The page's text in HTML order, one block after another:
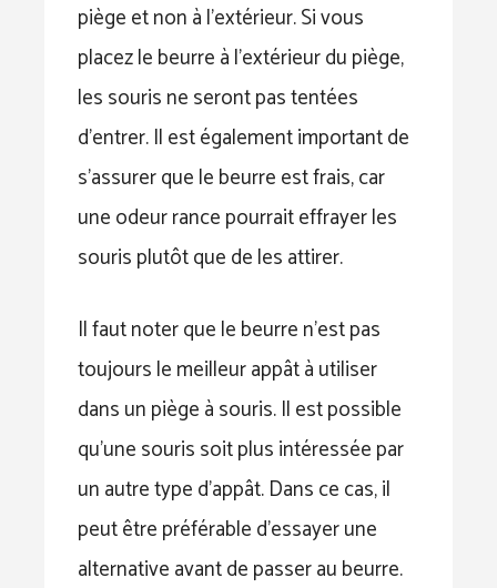
piège et non à l’extérieur. Si vous
placez le beurre à l’extérieur du piège,
les souris ne seront pas tentées
d’entrer. Il est également important de
s’assurer que le beurre est frais, car
une odeur rance pourrait effrayer les
souris plutôt que de les attirer.
Il faut noter que le beurre n’est pas
toujours le meilleur appât à utiliser
dans un piège à souris. Il est possible
qu’une souris soit plus intéressée par
un autre type d’appât. Dans ce cas, il
peut être préférable d’essayer une
alternative avant de passer au beurre.